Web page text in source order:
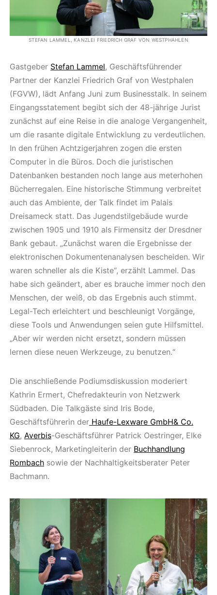
STEFAN LAMMEL, KANZLEI FRIEDRICH GRAF VON WESTPHAHLEN
Gastgeber Stefan Lammel, Geschäftsführender
Partner der Kanzlei Friedrich Graf von Westphalen
(FGVW), lädt Anfang Juni zum Businesstalk. In seinem
Eingangsstatement begibt sich der 48-jährige Jurist
zunächst auf eine Reise in die analoge Vergangenheit,
um die rasante digitale Entwicklung zu verdeutlichen.
In den frühen Achtzigerjahren zogen die ersten
Computer in die Büros. Doch die juristischen
Datenbanken bestanden noch lange aus meterhohen
Bücherregalen. Eine historische Stimmung verbreitet
auch das Ambiente, der Talk findet im Palais
Dreisameck statt. Das Jugendstilgebäude wurde
zwischen 1905 und 1910 als Firmensitz der Dresdner
Bank gebaut. „Zunächst waren die Ergebnisse der
elektronischen Dokumentenanalysen bescheiden. Wir
waren schneller als die Kiste“, erzählt Lammel. Das
habe sich geändert, aber es brauche immer noch den
Menschen, der weiß, ob das Ergebnis auch stimmt.
Legal-Tech erleichtert und beschleunigt Vorgänge,
diese Tools und Anwendungen seien gute Hilfsmittel.
„Aber wir werden nicht ersetzt, sondern müssen
lernen diese neuen Werkzeuge, zu benutzen.“
Die anschließende Podiumsdiskussion moderiert
Kathrin Ermert, Chefredakteurin von Netzwerk
Südbaden. Die Talkgäste sind Iris Bode,
Geschäftsführerin der Haufe-Lexware GmbH& Co.
KG, Averbis-Geschäftsführer Patrick Oestringer, Elke
Siebenrock, Marketingleiterin der Buchhandlung
Rombach sowie der Nachhaltigkeitsberater Peter
Bachmann.